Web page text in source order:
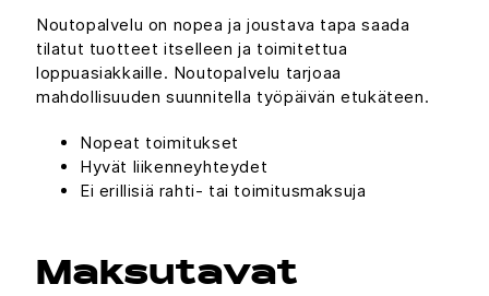
Noutopalvelu on nopea ja joustava tapa saada
tilatut tuotteet itselleen ja toimitettua
loppuasiakkaille. Noutopalvelu tarjoaa
mahdollisuuden suunnitella työpäivän etukäteen.
Nopeat toimitukset
Hyvät liikenneyhteydet
Ei erillisiä rahti- tai toimitusmaksuja
Maksutavat